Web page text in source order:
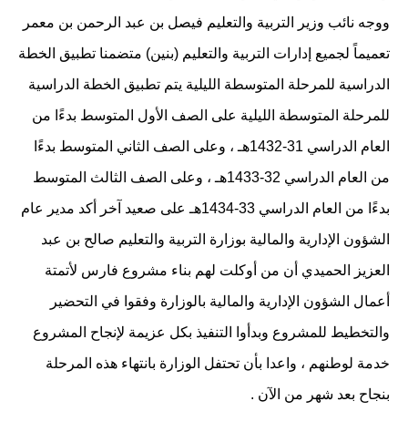
ووجه نائب وزير التربية والتعليم فيصل بن عبد الرحمن بن معمر
تعميماً لجميع إدارات التربية والتعليم (بنين) متضمنا تطبيق الخطة
الدراسية للمرحلة المتوسطة الليلية يتم تطبيق الخطة الدراسية
للمرحلة المتوسطة الليلية على الصف الأول المتوسط بدءًا من
العام الدراسي 31-1432هـ ، وعلى الصف الثاني المتوسط بدءًا
من العام الدراسي 32-1433هـ ، وعلى الصف الثالث المتوسط
بدءًا من العام الدراسي 33-1434هـ على صعيد آخر أكد مدير عام
الشؤون الإدارية والمالية بوزارة التربية والتعليم صالح بن عبد
العزيز الحميدي أن من أوكلت لهم بناء مشروع فارس لأتمتة
أعمال الشؤون الإدارية والمالية بالوزارة وفقوا في التحضير
والتخطيط للمشروع وبدأوا التنفيذ بكل عزيمة لإنجاح المشروع
خدمة لوطنهم ، واعدا بأن تحتفل الوزارة بانتهاء هذه المرحلة
بنجاح بعد شهر من الآن .